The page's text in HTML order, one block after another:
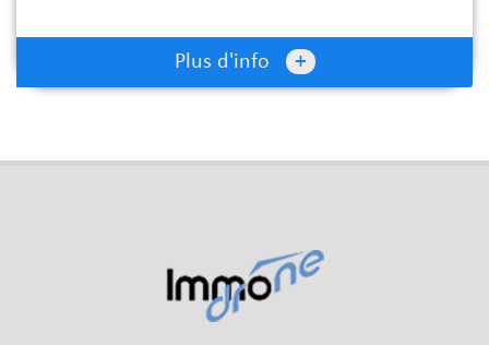
Plus d'info +